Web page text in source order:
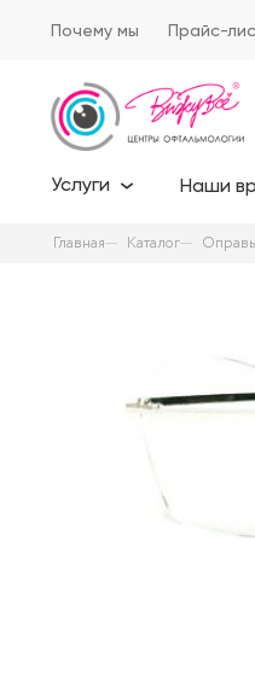
Почему мы Прайс-
Услуги Наши
Главная Каталог